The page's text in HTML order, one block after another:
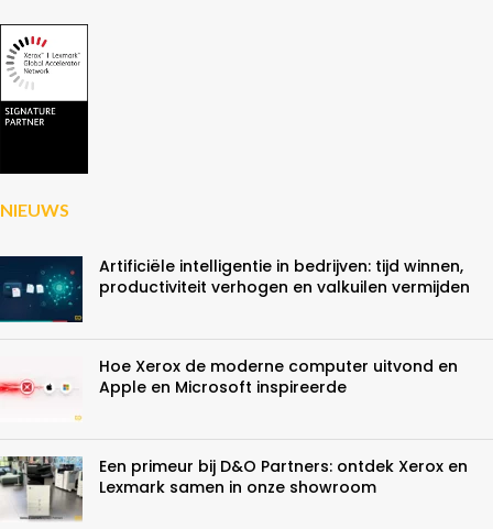
NIEUWS
Artificiële intelligentie in bedrijven: tijd winnen,
productiviteit verhogen en valkuilen vermijden
Hoe Xerox de moderne computer uitvond en
Apple en Microsoft inspireerde
Een primeur bij D&O Partners: ontdek Xerox en
Lexmark samen in onze showroom